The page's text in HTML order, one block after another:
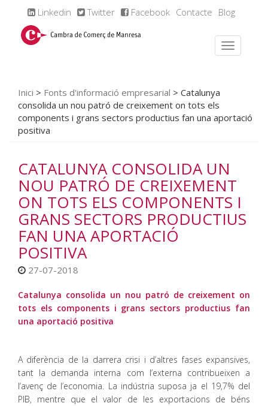
Linkedin Twitter Facebook Contacte Blog
Inici > Fonts d'informació empresarial > Catalunya
consolida un nou patró de creixement on tots els
components i grans sectors productius fan una aportació
positiva
CATALUNYA CONSOLIDA UN
NOU PATRÓ DE CREIXEMENT
ON TOTS ELS COMPONENTS I
GRANS SECTORS PRODUCTIUS
FAN UNA APORTACIÓ
POSITIVA
27-07-2018
Catalunya consolida un nou patró de creixement on
tots els components i grans sectors productius fan
una aportació positiva
A diferència de la darrera crisi i d’altres fases expansives,
tant la demanda interna com l’externa contribueixen a
l’avenç de l’economia. La indústria suposa ja el 19,7% del
PIB, mentre que el valor de les exportacions de béns